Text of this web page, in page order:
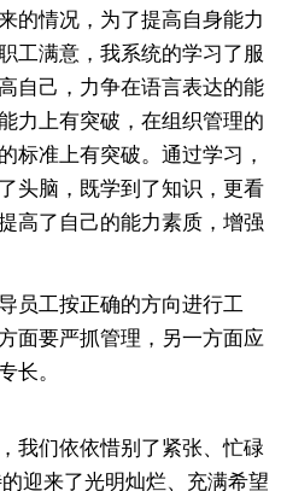
的情况，为了提高自身能力
工满意，我系统的学习了服
自己，力争在语言表达的能
力上有突破，在组织管理的
标准上有突破。通过学习，
头脑，既学到了知识，更看
高了自己的能力素质，增强
员工按正确的方向进行工
面要严抓管理，另一方面应
长。
我们依依惜别了紧张、忙碌
迎来了光明灿烂、充满希望